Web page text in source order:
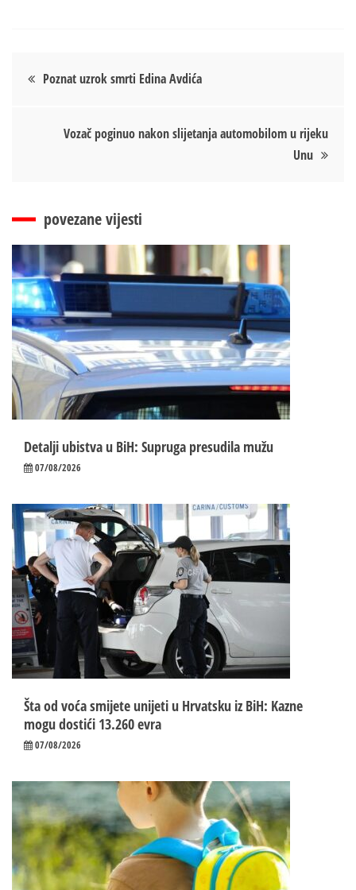
Кретање
Poznat uzrok smrti Edina Avdića
Vozač poginuo nakon slijetanja automobilom u rijeku
Unu
povezane vijesti
Detalji ubistva u BiH: Supruga presudila mužu
07/08/2026
Šta od voća smijete unijeti u Hrvatsku iz BiH: Kazne
mogu dostići 13.260 evra
07/08/2026